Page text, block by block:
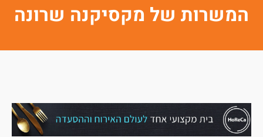
המשרות של מקסיקנה שרונה